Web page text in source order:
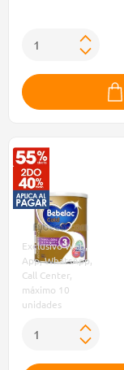
Exclusivo Web,
App, WhatsApp,
Call Center,
máximo 10
unidades